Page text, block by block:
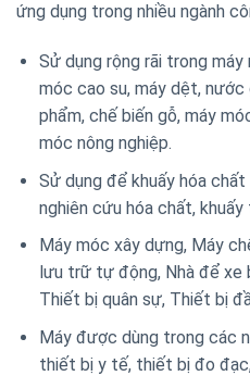
ứng dụng trong nhiều ngành
Sử dụng rộng rãi trong
móc cao su, máy dệt,
phẩm, chế biến gỗ, máy
móc nông nghiệp.
Sử dụng để khuấy hóa
nghiên cứu hóa chất,
Máy móc xây dựng, Máy
lưu trữ tự động, Nhà để xe
Thiết bị quân sự, Thiết bị
Máy được dùng trong các
thiết bị y tế, thiết bị đo